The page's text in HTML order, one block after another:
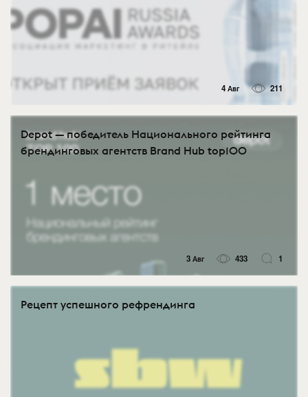
4 Авг 211
Depot — победитель Национального рейтинга
брендинговых агентств Brand Hub top100
3 Авг 433 1
Рецепт успешного рефрендинга